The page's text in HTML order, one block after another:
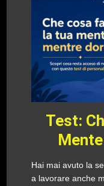
Test:
Hai mai avuto la
a lavorare anche